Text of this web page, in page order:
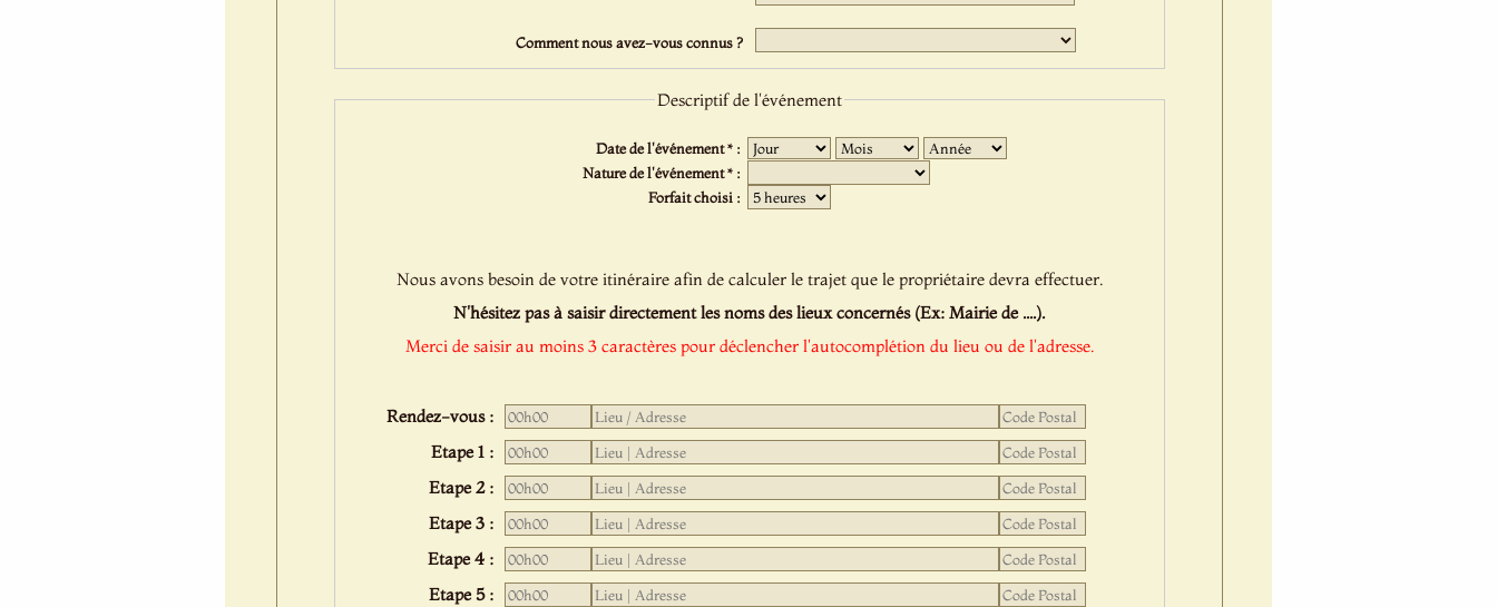
Comment nous avez-vous connus ?
Descriptif de l'événement
Date de l'événement * : Jour
Nature de l'événement * :
Forfait choisi :
Nous avons besoin de votre itinéraire afin de calculer le trajet que le propriétaire devra effectuer.
N'hésitez pas à saisir directement les noms des lieux concernés (Ex: Mairie de ....).
Merci de saisir au moins 3 caractères pour déclencher l'autocomplétion du lieu ou de l'adresse.
Rendez-vous :
Etape 1 :
Etape 2 :
Etape 3 :
Etape 4 :
Etape 5 :